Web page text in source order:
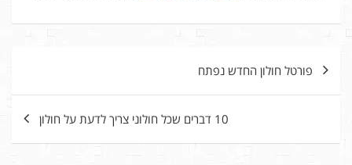
פורטל חולון החדש נפתח
10 דברים שכל חולוני צריך לדעת על חולון